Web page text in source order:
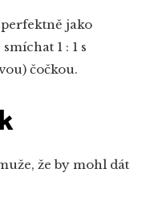
perfektně jako
1 : 1 s
čočkou.
že by mohl dát